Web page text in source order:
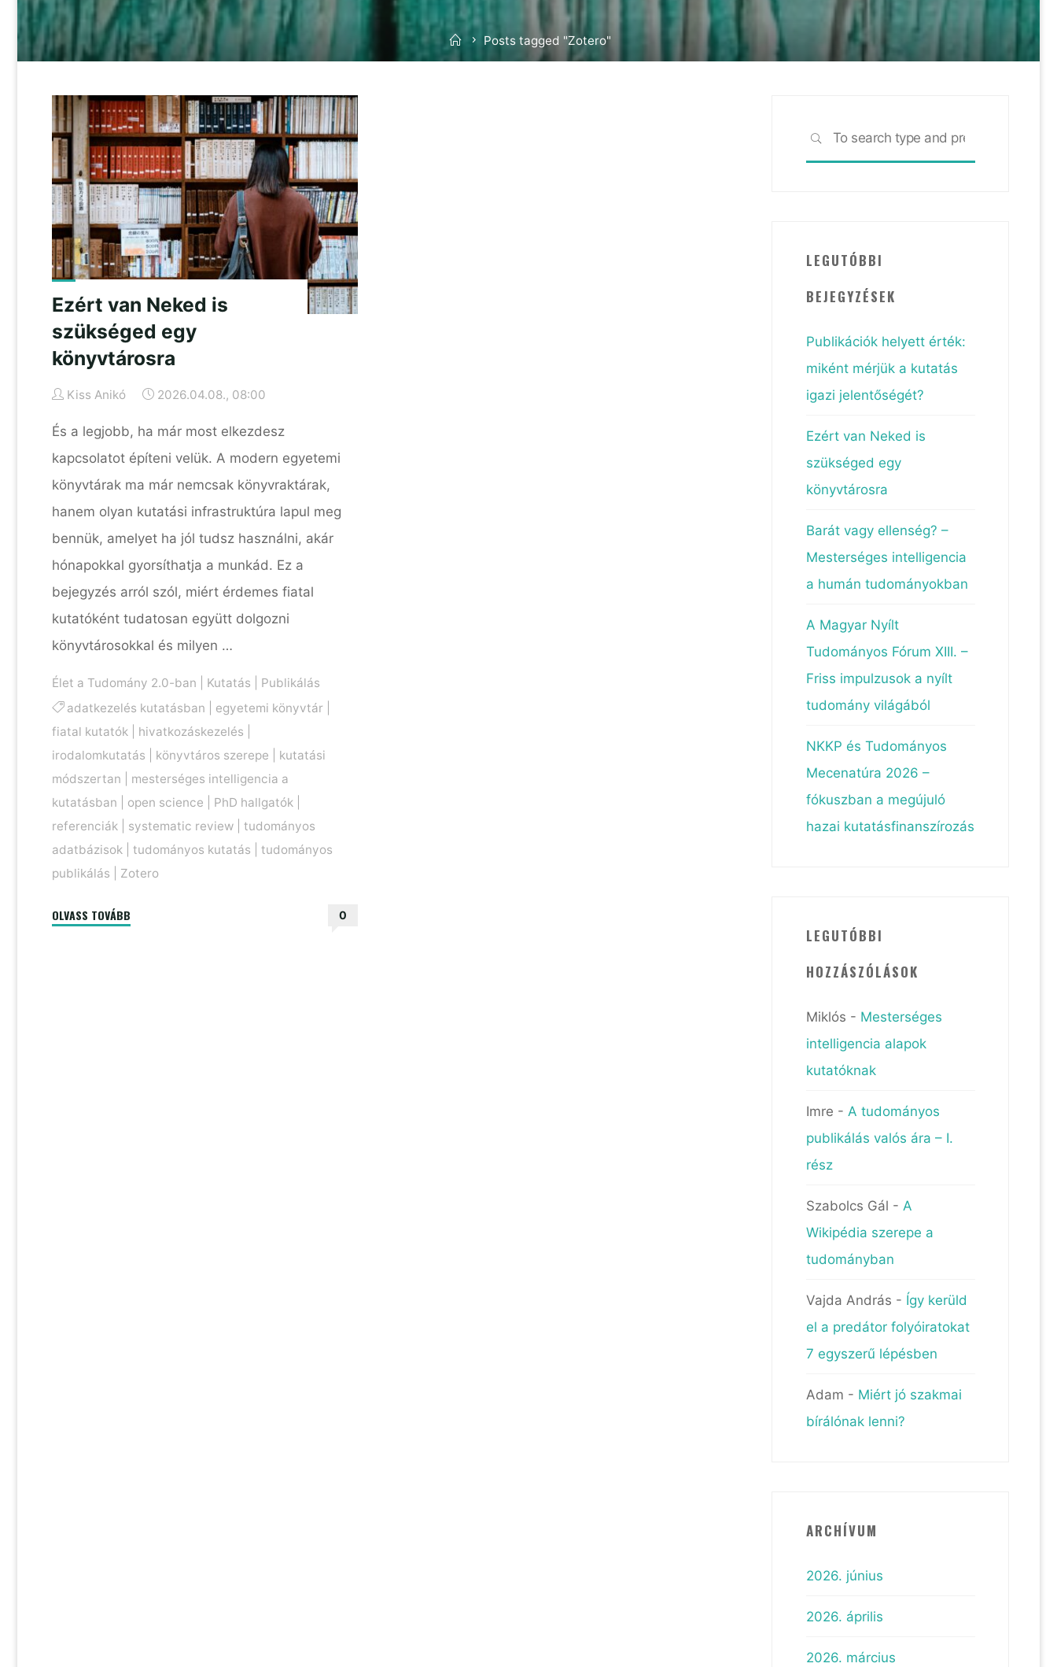
HomePosts tagged "Zotero"
Ezért van Neked is
szükséged egy
könyvtárosra
Kiss Anikó 2026.04.08., 08:00
És a legjobb, ha már most elkezdesz
kapcsolatot építeni velük. A modern egyetemi
könyvtárak ma már nemcsak könyvraktárak,
hanem olyan kutatási infrastruktúra lapul meg
bennük, amelyet ha jól tudsz használni, akár
hónapokkal gyorsíthatja a munkád. Ez a
bejegyzés arról szól, miért érdemes fiatal
kutatóként tudatosan együtt dolgozni
könyvtárosokkal és milyen …
Élet a Tudomány 2.0-ban Kutatás
Publikálás
adatkezelés kutatásban
egyetemi könyvtár
fiatal kutatók
hivatkozáskezelés
irodalomkutatás
könyvtáros szerepe
kutatási
módszertan
mesterséges intelligencia a
kutatásban
open science PhD hallgatók
referenciák
systematic review
tudományos
adatbázisok
tudományos kutatás
tudományos
publikálás
Zotero
OLVASS TOVÁBB 0
SEARCH
LEGUTÓBBI
BEJEGYZÉSEK
Publikációk helyett érték:
miként mérjük a kutatás
igazi jelentőségét?
Ezért van Neked is
szükséged egy
könyvtárosra
Barát vagy ellenség? –
Mesterséges intelligencia
a humán tudományokban
A Magyar Nyílt
Tudományos Fórum XIII. –
Friss impulzusok a nyílt
tudomány világából
NKKP és Tudományos
Mecenatúra 2026 –
fókuszban a megújuló
hazai kutatásfinanszírozás
LEGUTÓBBI
HOZZÁSZÓLÁSOK
Miklós - Mesterséges
intelligencia alapok
kutatóknak
Imre - A tudományos
publikálás valós ára – I.
rész
Szabolcs Gál - A
Wikipédia szerepe a
tudományban
Vajda András - Így kerüld
el a predátor folyóiratokat
7 egyszerű lépésben
Adam - Miért jó szakmai
bírálónak lenni?
ARCHÍVUM
2026. június
2026. április
2026. március